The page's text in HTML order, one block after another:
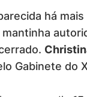
há
Gabinete do